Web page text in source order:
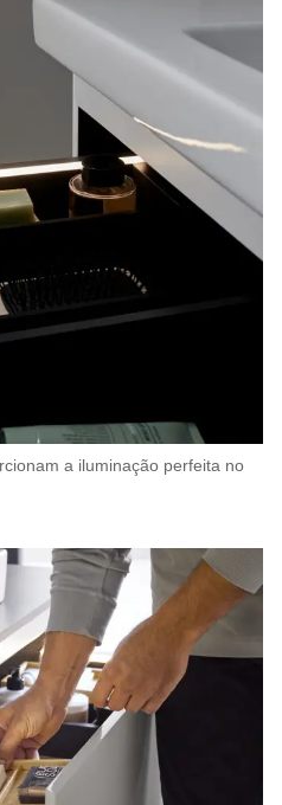
a iluminação perfeita no